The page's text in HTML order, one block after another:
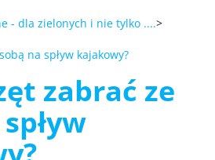
- dla zielonych i nie tylko ....
na spływ kajakowy?
zabrać ze